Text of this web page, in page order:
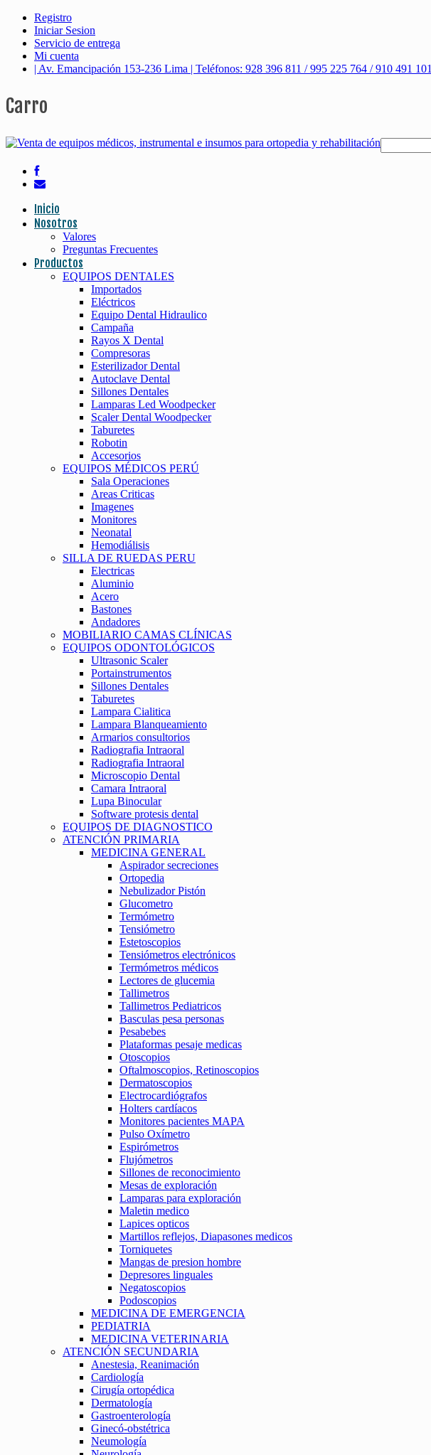
Registro
Iniciar Sesion
Servicio de entrega
Mi cuenta
| Av. Emancipación 153-236 Lima | Teléfonos: 928 396 811 / 995 225 764 / 910 491 101
Carro
Inicio
Nosotros
Valores
Preguntas Frecuentes
Productos
EQUIPOS DENTALES
Importados
Eléctricos
Equipo Dental Hidraulico
Campaña
Rayos X Dental
Compresoras
Esterilizador Dental
Autoclave Dental
Sillones Dentales
Lamparas Led Woodpecker
Scaler Dental Woodpecker
Taburetes
Robotin
Accesorios
EQUIPOS MÉDICOS PERÚ
Sala Operaciones
Areas Criticas
Imagenes
Monitores
Neonatal
Hemodiálisis
SILLA DE RUEDAS PERU
Electricas
Aluminio
Acero
Bastones
Andadores
MOBILIARIO CAMAS CLÍNICAS
EQUIPOS ODONTOLÓGICOS
Ultrasonic Scaler
Portainstrumentos
Sillones Dentales
Taburetes
Lampara Cialitica
Lampara Blanqueamiento
Armarios consultorios
Radiografia Intraoral
Radiografia Intraoral
Microscopio Dental
Camara Intraoral
Lupa Binocular
Software protesis dental
EQUIPOS DE DIAGNOSTICO
ATENCIÓN PRIMARIA
MEDICINA GENERAL
Aspirador secreciones
Ortopedia
Nebulizador Pistón
Glucometro
Termómetro
Tensiómetro
Estetoscopios
Tensiómetros electrónicos
Termómetros médicos
Lectores de glucemia
Tallimetros
Tallimetros Pediatricos
Basculas pesa personas
Pesabebes
Plataformas pesaje medicas
Otoscopios
Oftalmoscopios, Retinoscopios
Dermatoscopios
Electrocardiógrafos
Holters cardíacos
Monitores pacientes MAPA
Pulso Oxímetro
Espirómetros
Flujómetros
Sillones de reconocimiento
Mesas de exploración
Lamparas para exploración
Maletin medico
Lapices opticos
Martillos reflejos, Diapasones medicos
Torniquetes
Mangas de presion hombre
Depresores linguales
Negatoscopios
Podoscopios
MEDICINA DE EMERGENCIA
PEDIATRIA
MEDICINA VETERINARIA
ATENCIÓN SECUNDARIA
Anestesia, Reanimación
Cardiología
Cirugía ortopédica
Dermatología
Gastroenterología
Ginecó-obstétrica
Neumología